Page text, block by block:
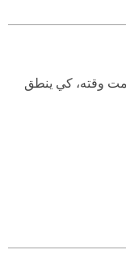
وقته، كي ينطق